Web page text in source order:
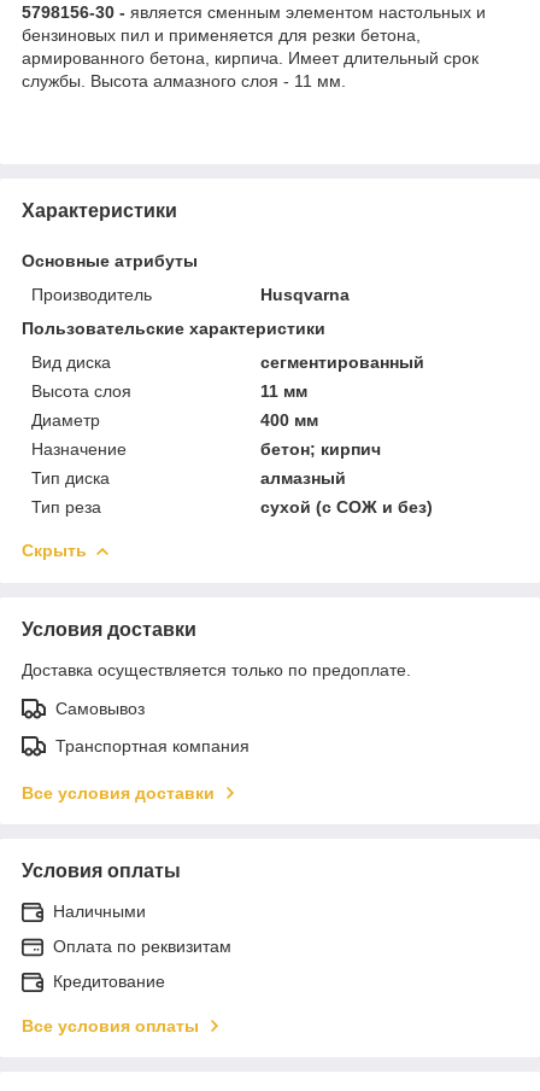
5798156-30 - является сменным элементом настольных и
бензиновых пил и применяется для резки бетона,
армированного бетона, кирпича. Имеет длительный срок
службы. Высота алмазного слоя - 11 мм.
Характеристики
Основные атрибуты
Производитель
Husqvarna
Пользовательские характеристики
Вид диска
сегментированный
Высота слоя
11 мм
Диаметр
400 мм
Назначение
бетон; кирпич
Тип диска
алмазный
Тип реза
сухой (с СОЖ и без)
Скрыть
Условия доставки
Доставка осуществляется только по предоплате.
Самовывоз
Транспортная компания
Все условия доставки
Условия оплаты
Наличными
Оплата по реквизитам
Кредитование
Все условия оплаты